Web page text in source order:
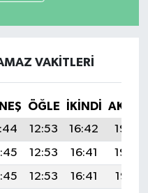
VAKITLERI
ÖĞLE İKINDI
12:53 16:42
19:53
12:53 16:41
19:52
12:53 16:41
19:51